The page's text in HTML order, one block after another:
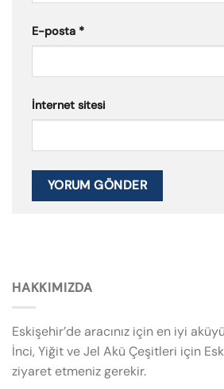
E-posta *
İnternet sitesi
HAKKIMIZDA
Eskişehir’de aracınız için en iyi
İnci, Yiğit ve Jel Akü Çeşitleri için
ziyaret etmeniz gerekir.